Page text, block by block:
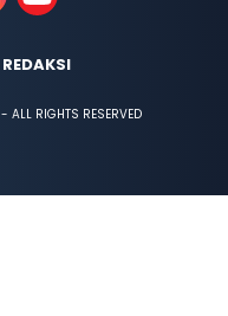
REDAKSI
RIGHTS RESERVED